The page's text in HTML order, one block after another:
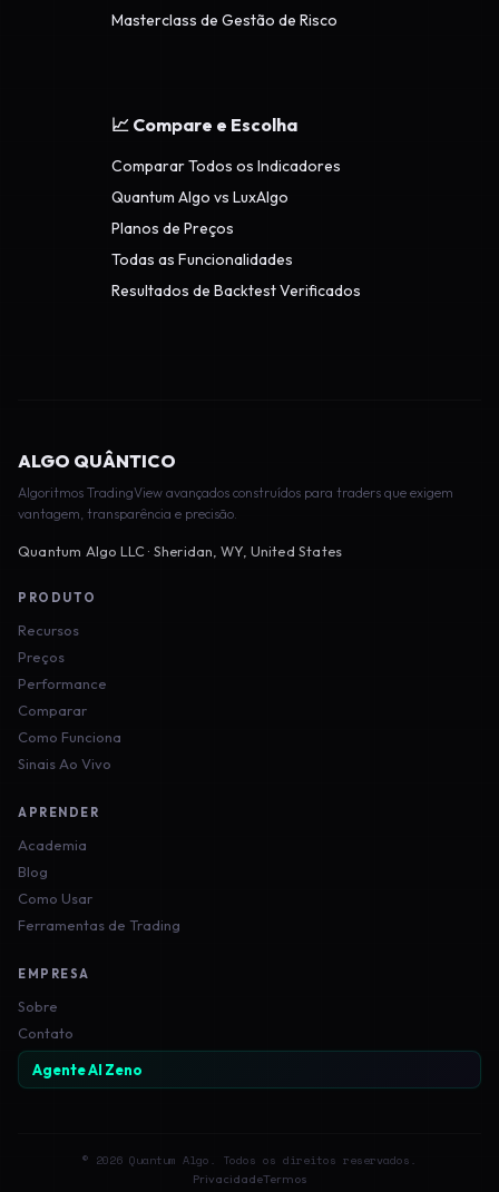
Masterclass de Gestão de Risco
📈 Compare e Escolha
Comparar Todos os Indicadores
Quantum Algo vs LuxAlgo
Planos de Preços
Todas as Funcionalidades
Resultados de Backtest Verificados
ALGO QUÂNTICO
Algoritmos TradingView avançados construídos para traders que exigem
vantagem, transparência e precisão.
Quantum Algo LLC · Sheridan, WY, United States
PRODUTO
Recursos
Preços
Performance
Comparar
Como Funciona
Sinais Ao Vivo
APRENDER
Academia
Blog
Como Usar
Ferramentas de Trading
EMPRESA
Sobre
Contato
Agente AI Zeno
© 2026 Quantum Algo. Todos os direitos reservados.
PrivacidadeTermos